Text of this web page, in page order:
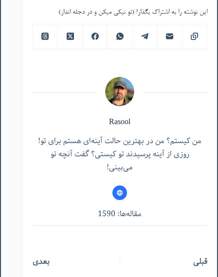
این نوشته را به اشتراک بگذار! (تو نیکی میکن و در دجله انداز)
Rasool
من کیستم؟ من در بهترین حالت آینه‌ای هستم برای تو!
روزی از آینه پرسیدند تو کیستی؟ گفت آنچه تو
می‌بینی!
مقاله‌ها: 1590
قبلی بعدی